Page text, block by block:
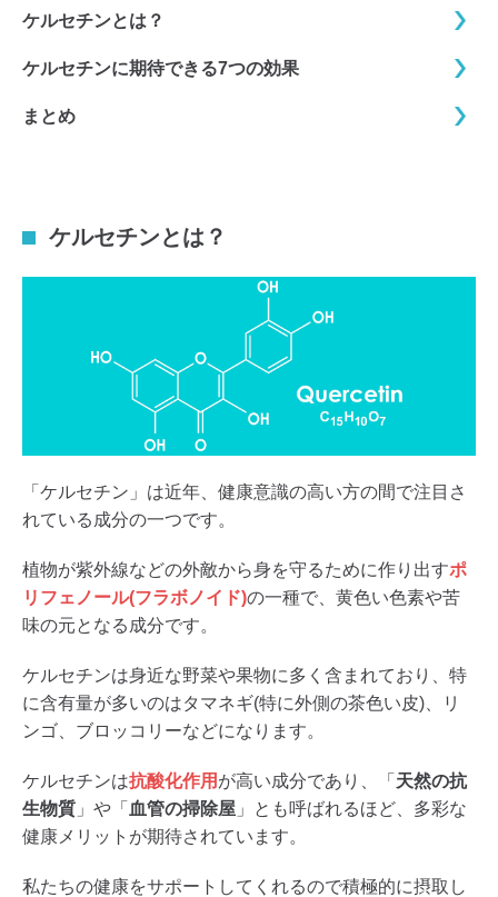
ケルセチンとは？
ケルセチンに期待できる7つの効果
まとめ
ケルセチンとは？
「ケルセチン」は近年、健康意識の高い方の間で注目さ
れている成分の一つです。
​植物が紫外線などの外敵から身を守るために作り出すポ
リフェノール(フラボノイド)の一種で、黄色い色素や苦
味の元となる成分です。
​ケルセチンは身近な野菜や果物に多く含まれており、特
に含有量が多いのは​タマネギ(特に外側の茶色い皮)、​リ
ンゴ、ブロッコリーなどになります。
​ケルセチンは抗酸化作用 が高い成分であり、「 天然の抗
生物質 」や「 血管の掃除屋 」とも呼ばれるほど、多彩な
健康メリットが期待されています。
私たちの健康をサポートしてくれるので積極的に摂取し